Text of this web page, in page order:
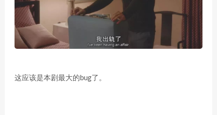
这应该是本剧最大的bug了。